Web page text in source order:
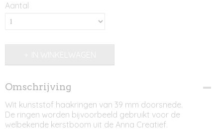
Aantal
Omschrijving
Wit kunststof haakringen van 39 mm doorsnede.
De ringen worden bijvoorbeeld gebruikt voor de
welbekende kerstboom uit de Anna Creatief.